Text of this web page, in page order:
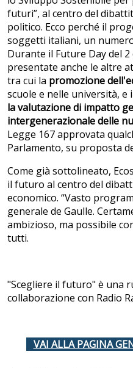
futuri”, al centro del
politico. Ecco perché il
soggetti italiani, un
Durante il Future Day del
presentate anche le altre
tra cui la promozione
scuole e nelle università,
la valutazione di impatto
intergenerazionale delle
Legge 167 approvata
Parlamento, su proposta
Come già sottolineato,
il futuro al centro del
economico. “Vasto
generale de Gaulle.
ambizioso, ma possibile
tutti.
"Scegliere il futuro" è una
collaborazione con Radio
VAI ALLA PAGINA